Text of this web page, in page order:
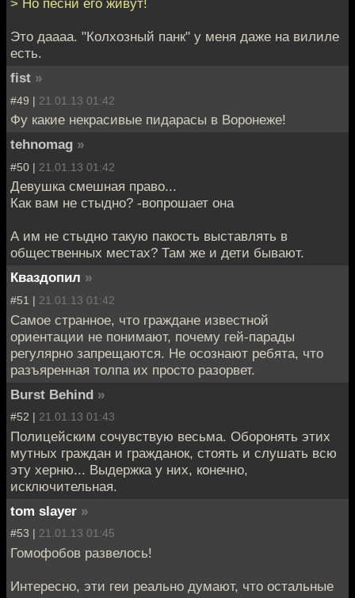
> Но песни его живут!
Это даааа. "Колхозный панк" у меня даже на вилиле
есть.
fist »
#49 | 21.01.13 01:42
Фу какие некрасивые пидарасы в Воронеже!
tehnomag »
#50 | 21.01.13 01:42
Девушка смешная право...
Как вам не стыдно? -вопрошает она
А им не стыдно такую пакость выставлять в
общественных местах? Там же и дети бывают.
Кваздопил »
#51 | 21.01.13 01:42
Самое странное, что граждане известной
ориентации не понимают, почему гей-парады
регулярно запрещаются. Не осознают ребята, что
разъяренная толпа их просто разорвет.
Burst Behind »
#52 | 21.01.13 01:43
Полицейским сочувствую весьма. Оборонять этих
мутных граждан и гражданок, стоять и слушать всю
эту херню... Выдержка у них, конечно,
исключительная.
tom slayer »
#53 | 21.01.13 01:45
Гомофобов развелось!
Интересно, эти геи реально думают, что остальные